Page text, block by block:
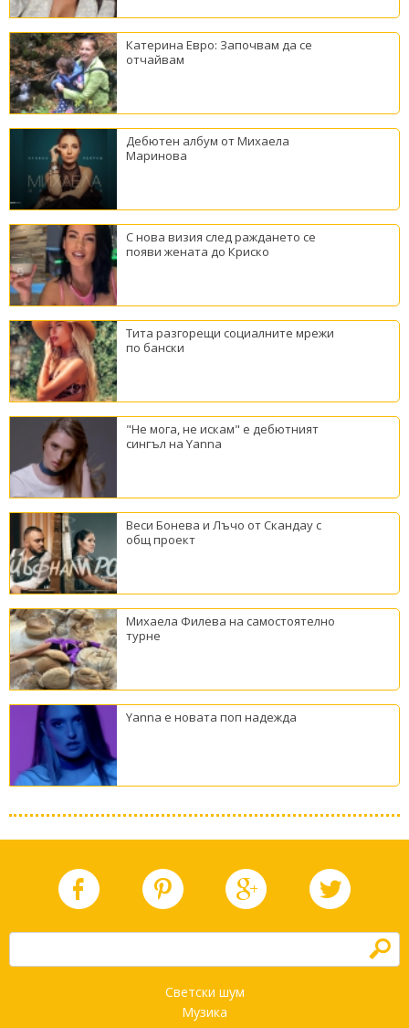
Катерина Евро: Започвам да се
отчайвам
Дебютен албум от Михаела
Маринова
С нова визия след раждането се
появи жената до Криско
Тита разгорещи социалните мрежи
по бански
"Не мога, не искам" е дебютният
сингъл на Yanna
Веси Бонева и Лъчо от Скандау с
общ проект
Михаела Филева на самостоятелно
турне
Yanna е новата поп надежда
h
Светски шум
Музика